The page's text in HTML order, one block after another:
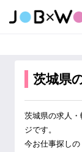
茨城県
茨城県の求人
ジです。
今お仕事探しの